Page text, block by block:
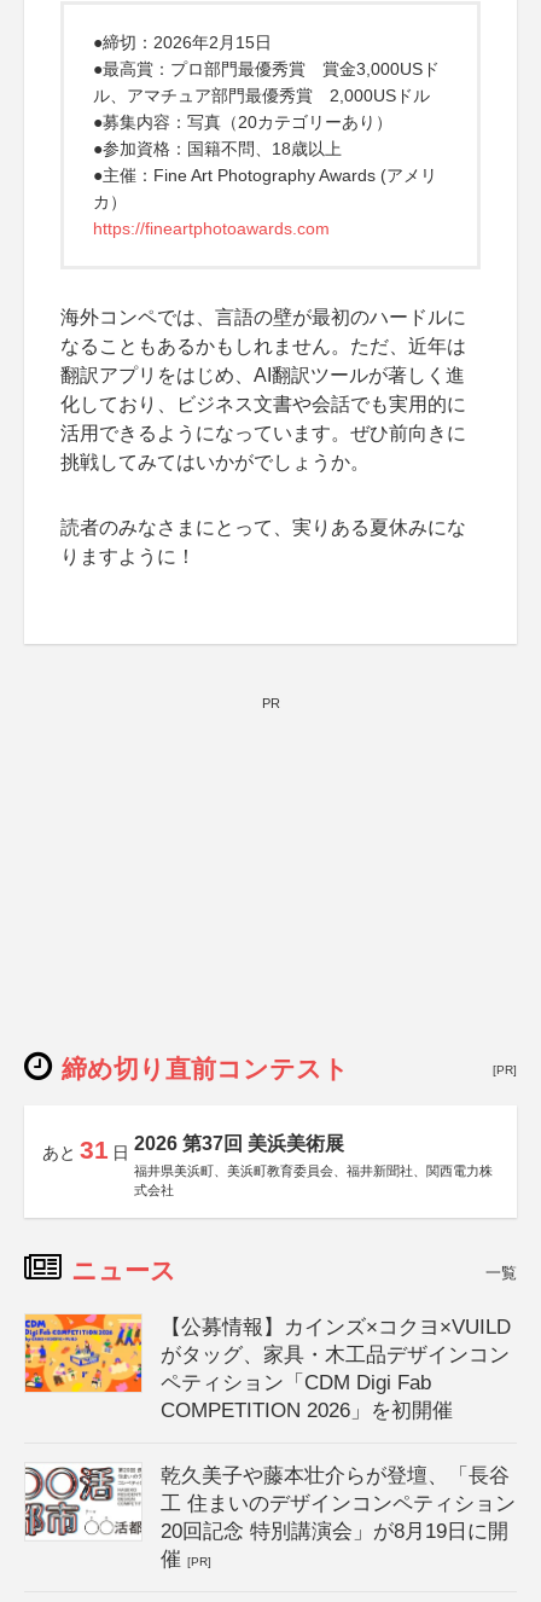
●締切：2026年2月15日
●最高賞：プロ部門最優秀賞 賞金3,000USド
ル、アマチュア部門最優秀賞 2,000USドル
●募集内容：写真（20カテゴリーあり）
●参加資格：国籍不問、18歳以上
●主催：Fine Art Photography Awards (アメリ
カ）
https://fineartphotoawards.com
海外コンペでは、言語の壁が最初のハードルに
なることもあるかもしれません。ただ、近年は
翻訳アプリをはじめ、AI翻訳ツールが著しく進
化しており、ビジネス文書や会話でも実用的に
活用できるようになっています。ぜひ前向きに
挑戦してみてはいかがでしょうか。
読者のみなさまにとって、実りある夏休みにな
りますように！
PR
締め切り直前コンテスト [PR]
あと 31 日 2026 第37回 美浜美術展
福井県美浜町、美浜町教育委員会、福井新聞社、関西電力株
式会社
ニュース 一覧
【公募情報】カインズ×コクヨ×VUILD
がタッグ、家具・木工品デザインコン
ペティション「CDM Digi Fab
COMPETITION 2026」を初開催
乾久美子や藤本壮介らが登壇、「長谷
工 住まいのデザインコンペティション
20回記念 特別講演会」が8月19日に開
催[PR]